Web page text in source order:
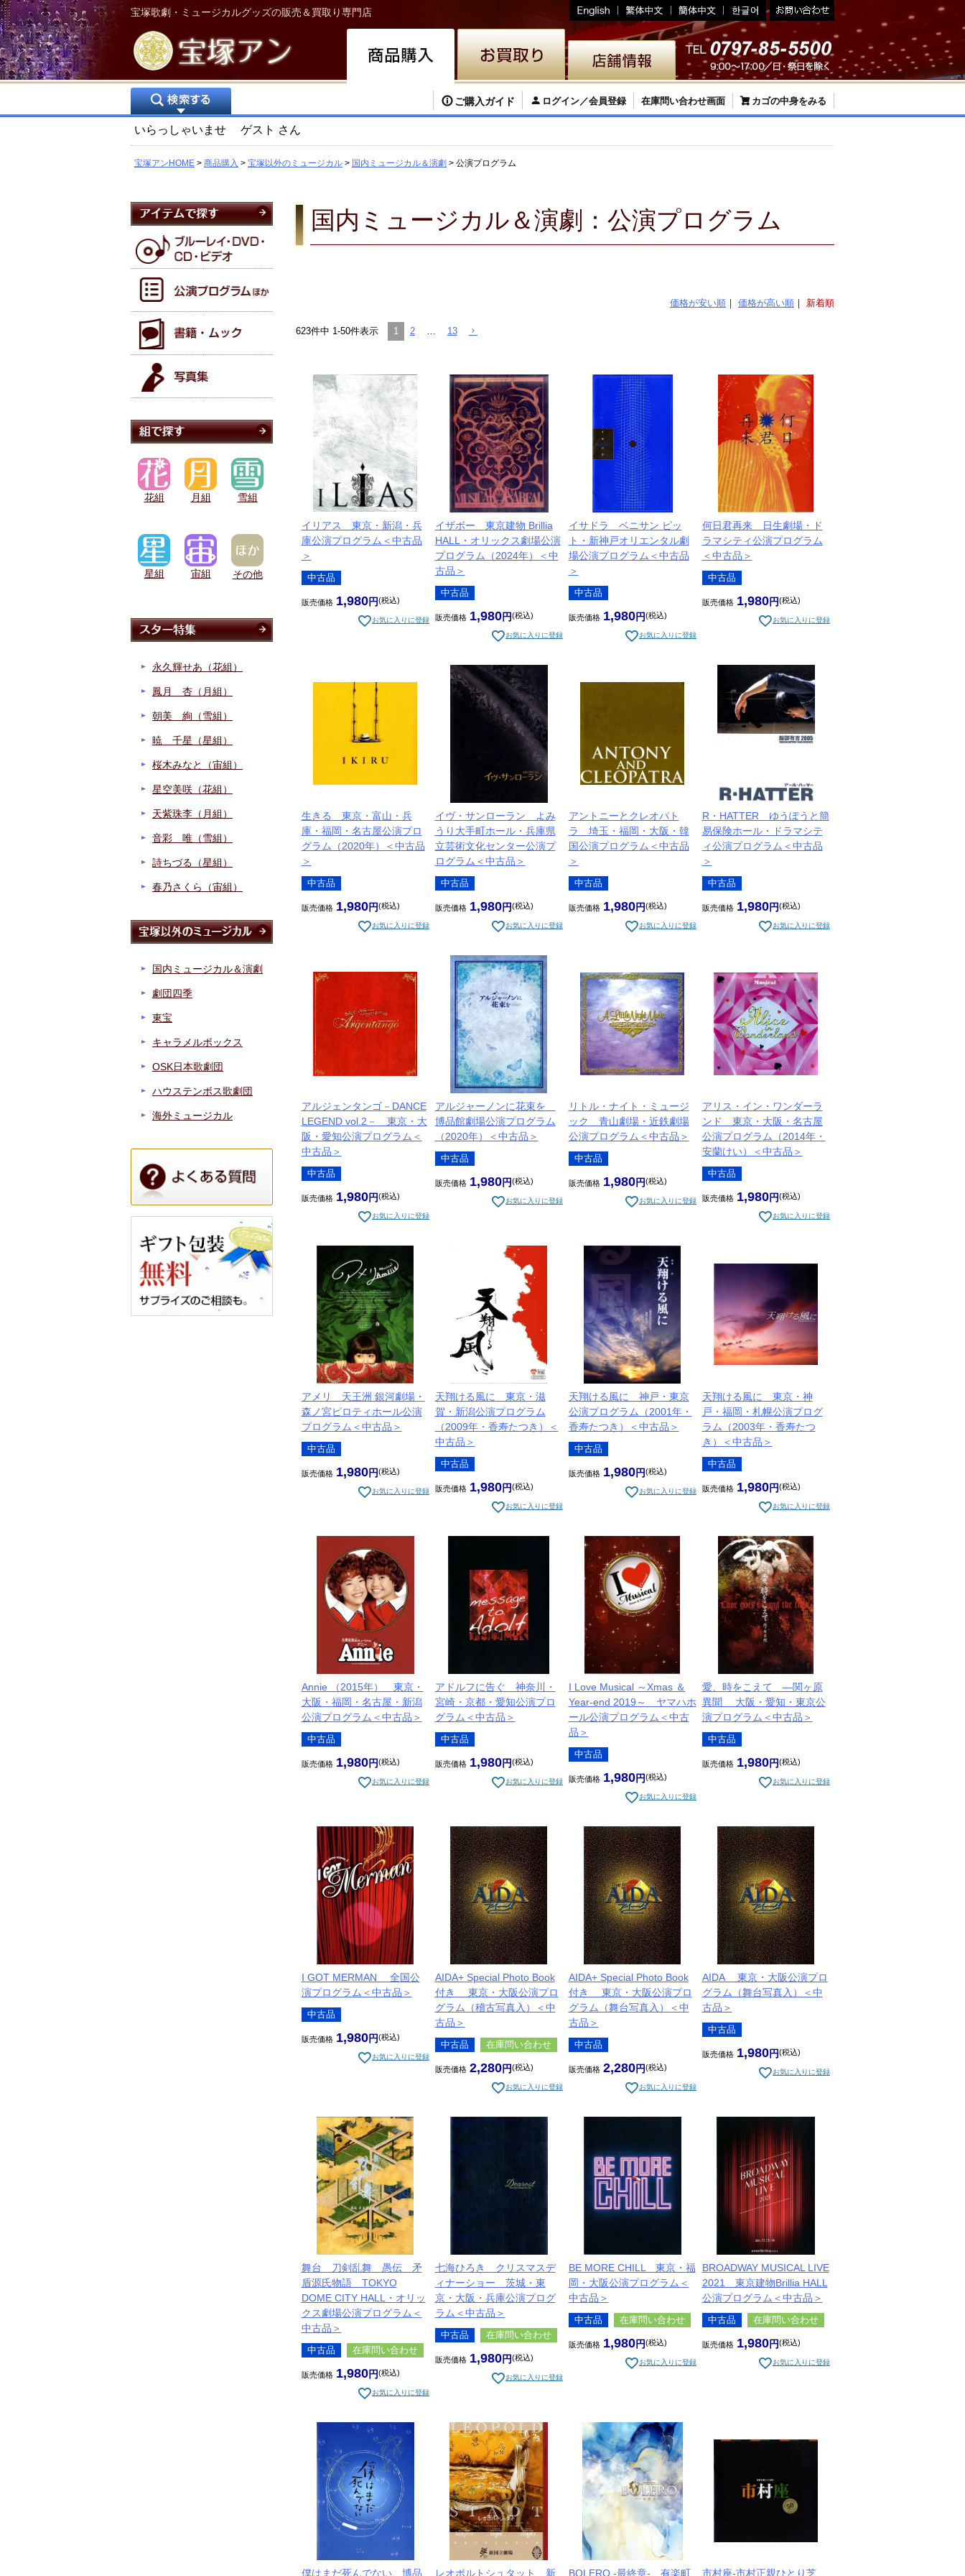
宝塚歌劇・ミュージカルグッズの販売＆買取り専門店
ご購入ガイド ログイン／会員登録 在庫問い合わせ画面 カゴの中身をみる
いらっしゃいませ ゲスト さん
宝塚アンHOME 商品購入 宝塚以外のミュージカル 国内ミュージカル＆演劇 公演プログラム
国内ミュージカル＆演劇：公演プログラム
価格が安い順 価格が高い順 新着順
623件中 1-50件表示 1 2 … 13
イリアス 東京・新潟・兵
庫公演プログラム＜中古品
＞
中古品
販売価格 1,980 税込
お気に入りに登録
イザボー 東京建物 Brillia
HALL・オリックス劇場公演
プログラム（2024年）＜中
古品＞
中古品
販売価格 1,980 税込
お気に入りに登録
イサドラ ベニサン ピッ
ト・新神戸オリエンタル劇
場公演プログラム＜中古品
＞
中古品
販売価格 1,980 税込
お気に入りに登録
何日君再来 日生劇場・ド
ラマシティ公演プログラム
＜中古品＞
中古品
販売価格 1,980 税込
お気に入りに登録
生きる 東京・富山・兵
庫・福岡・名古屋公演プロ
グラム（2020年）＜中古品
＞
中古品
販売価格 1,980 税込
お気に入りに登録
イヴ・サンローラン よみ
うり大手町ホール・兵庫県
立芸術文化センター公演プ
ログラム＜中古品＞
中古品
販売価格 1,980 税込
お気に入りに登録
アントニーとクレオパト
ラ 埼玉・福岡・大阪・韓
国公演プログラム＜中古品
＞
中古品
販売価格 1,980 税込
お気に入りに登録
R・HATTER ゆうぽうと簡
易保険ホール・ドラマシテ
ィ公演プログラム＜中古品
＞
中古品
販売価格 1,980 税込
お気に入りに登録
アルジェンタンゴ－DANCE
LEGEND vol.2－ 東京・大
阪・愛知公演プログラム＜
中古品＞
中古品
販売価格 1,980 税込
お気に入りに登録
アルジャーノンに花束を
博品館劇場公演プログラム
（2020年）＜中古品＞
中古品
販売価格 1,980 税込
お気に入りに登録
リトル・ナイト・ミュージ
ック 青山劇場・近鉄劇場
公演プログラム＜中古品＞
中古品
販売価格 1,980 税込
お気に入りに登録
アリス・イン・ワンダーラ
ンド 東京・大阪・名古屋
公演プログラム（2014年・
安蘭けい）＜中古品＞
中古品
販売価格 1,980 税込
お気に入りに登録
アメリ 天王洲 銀河劇場・
森ノ宮ピロティホール公演
プログラム＜中古品＞
中古品
販売価格 1,980 税込
お気に入りに登録
天翔ける風に 東京・滋
賀・新潟公演プログラム
（2009年・香寿たつき）＜
中古品＞
中古品
販売価格 1,980 税込
お気に入りに登録
天翔ける風に 神戸・東京
公演プログラム（2001年・
香寿たつき）＜中古品＞
中古品
販売価格 1,980 税込
お気に入りに登録
天翔ける風に 東京・神
戸・福岡・札幌公演プログ
ラム（2003年・香寿たつ
き）＜中古品＞
中古品
販売価格 1,980 税込
お気に入りに登録
Annie （2015年） 東京・
大阪・福岡・名古屋・新潟
公演プログラム＜中古品＞
中古品
販売価格 1,980 税込
お気に入りに登録
アドルフに告ぐ 神奈川・
宮崎・京都・愛知公演プロ
グラム＜中古品＞
中古品
販売価格 1,980 税込
お気に入りに登録
I Love Musical ～Xmas ＆
Year-end 2019～ ヤマハホ
ール公演プログラム＜中古
品＞
中古品
販売価格 1,980 税込
お気に入りに登録
愛、時をこえて ―関ヶ原
異聞 大阪・愛知・東京公
演プログラム＜中古品＞
中古品
販売価格 1,980 税込
お気に入りに登録
I GOT MERMAN 全国公
演プログラム＜中古品＞
中古品
販売価格 1,980 税込
お気に入りに登録
AIDA+ Special Photo Book
付き 東京・大阪公演プロ
グラム（稽古写真入）＜中
古品＞
中古品 在庫問い合わせ
販売価格 2,280 税込
お気に入りに登録
AIDA+ Special Photo Book
付き 東京・大阪公演プロ
グラム（舞台写真入）＜中
古品＞
中古品
販売価格 2,280 税込
お気に入りに登録
AIDA 東京・大阪公演プロ
グラム（舞台写真入）＜中
古品＞
中古品
販売価格 1,980 税込
お気に入りに登録
舞台 刀剣乱舞 愚伝 矛
盾源氏物語 TOKYO
DOME CITY HALL・オリッ
クス劇場公演プログラム＜
中古品＞
中古品 在庫問い合わせ
販売価格 1,980 税込
お気に入りに登録
七海ひろき クリスマスデ
ィナーショー 茨城・東
京・大阪・兵庫公演プログ
ラム＜中古品＞
中古品 在庫問い合わせ
販売価格 1,980 税込
お気に入りに登録
BE MORE CHILL 東京・福
岡・大阪公演プログラム＜
中古品＞
中古品 在庫問い合わせ
販売価格 1,980 税込
お気に入りに登録
BROADWAY MUSICAL LIVE
2021 東京建物Brillia HALL
公演プログラム＜中古品＞
中古品 在庫問い合わせ
販売価格 1,980 税込
お気に入りに登録
僕はまだ死んでない 博品 レオポルトシュタット 新 BOLERO -最終章- 有楽町 市村座-市村正親ひとり芝
花組 月組 雪組
星組 宙組 その他
永久輝せあ（花組）
鳳月 杏（月組）
朝美 絢（雪組）
暁 千星（星組）
桜木みなと（宙組）
星空美咲（花組）
天紫珠李（月組）
音彩 唯（雪組）
詩ちづる（星組）
春乃さくら（宙組）
国内ミュージカル＆演劇
劇団四季
東宝
キャラメルボックス
OSK日本歌劇団
ハウステンボス歌劇団
海外ミュージカル